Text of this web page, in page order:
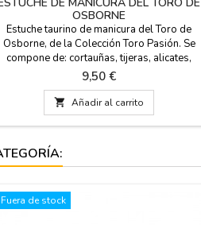
OSBORNE
Estuche taurino de manicura del Toro de
Osborne, de la Colección Toro Pasión. Se
compone de: cortauñas, tijeras, alicates,
lima y pinzas. Tamaño reducido, ideal para
llevarlo en el bolso y de viaje. Producto
licenciado de la marca Toro de Osborne.
Medida: 12 cm largo x 7 cm ancho x 1,5 cm
alto
Precio
9,50 €
 Añadir al carrito
Fuera de stock